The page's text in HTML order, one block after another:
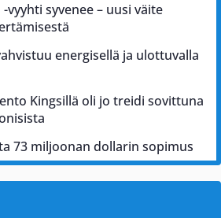
vyyhti syvenee – uusi väite
energisellä ja ulottuvalla
Kingsillä oli jo treidi sovittuna
73 miljoonan dollarin sopimus